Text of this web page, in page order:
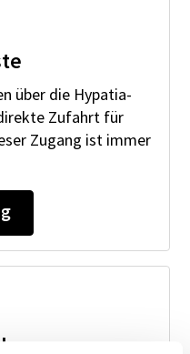
über die Hypatia-
Zufahrt für
Zugang ist immer